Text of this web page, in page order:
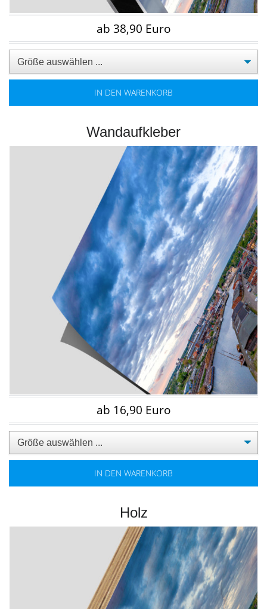
ab 38,90 Euro
IN DEN WARENKORB
Wandaufkleber
ab 16,90 Euro
IN DEN WARENKORB
Holz